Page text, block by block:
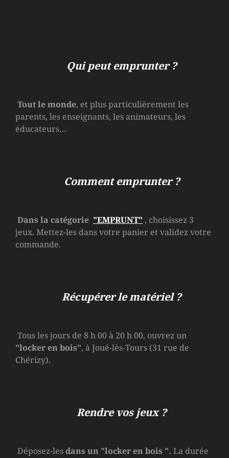
Qui peut emprunter ?
Tout le monde, et plus particulièrement les
parents, les enseignants, les animateurs, les
éducateurs…
Comment emprunter ?
Dans la catégorie "EMPRUNT" , choisissez 3
jeux. Mettez-les dans votre panier et validez votre
commande.
Récupérer le matériel ?
Tous les jours de 8 h 00 à 20 h 00, ouvrez un
"locker en bois", à Joué-lès-Tours (31 rue de
Chérizy).
Rendre vos jeux ?
Déposez-lesdans un "locker en bois ". La durée